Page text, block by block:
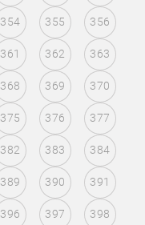
354 355 356
361 362 363
368 369 370
375 376 377
382 383 384
389 390 391
396 397 398